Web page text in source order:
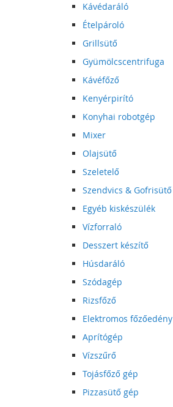
Kávédaráló
Ételpároló
Grillsütő
Gyümölcscentrifuga
Kávéfőző
Kenyérpirító
Konyhai robotgép
Mixer
Olajsütő
Szeletelő
Szendvics & Gofrisütő
Egyéb kiskészülék
Vízforraló
Desszert készítő
Húsdaráló
Szódagép
Rizsfőző
Elektromos főzőedény
Aprítógép
Vízszűrő
Tojásfőző gép
Pizzasütő gép